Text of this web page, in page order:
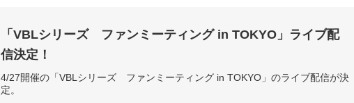
「VBLシリーズ ファンミーティング in TOKYO」ライブ配
信決定！
4/27開催の「VBLシリーズ ファンミーティング in TOKYO」のライブ配信が決
定。